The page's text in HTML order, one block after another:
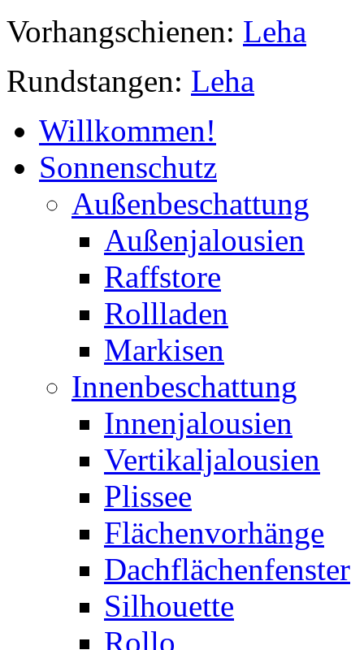
Vorhangschienen: Leha
Rundstangen: Leha
Willkommen!
Sonnenschutz
Außenbeschattung
Außenjalousien
Raffstore
Rollladen
Markisen
Innenbeschattung
Innenjalousien
Vertikaljalousien
Plissee
Flächenvorhänge
Dachflächenfenster
Silhouette
Rollo